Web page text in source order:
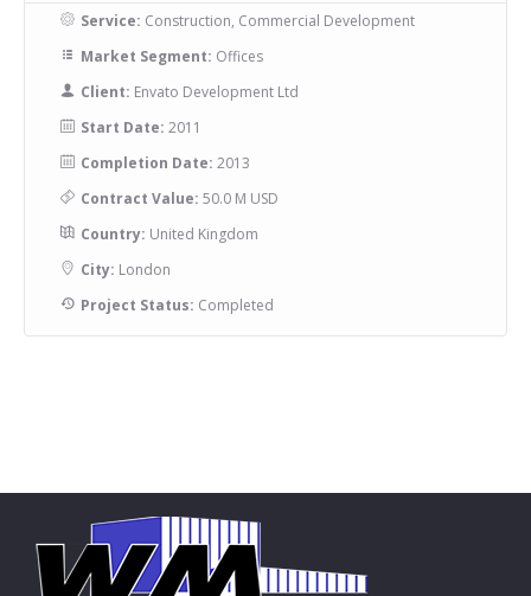
Service: Construction, Commercial Development
Market Segment: Offices
Client: Envato Development Ltd
Start Date: 2011
Completion Date: 2013
Contract Value: 50.0 M USD
Country: United Kingdom
City: London
Project Status: Completed